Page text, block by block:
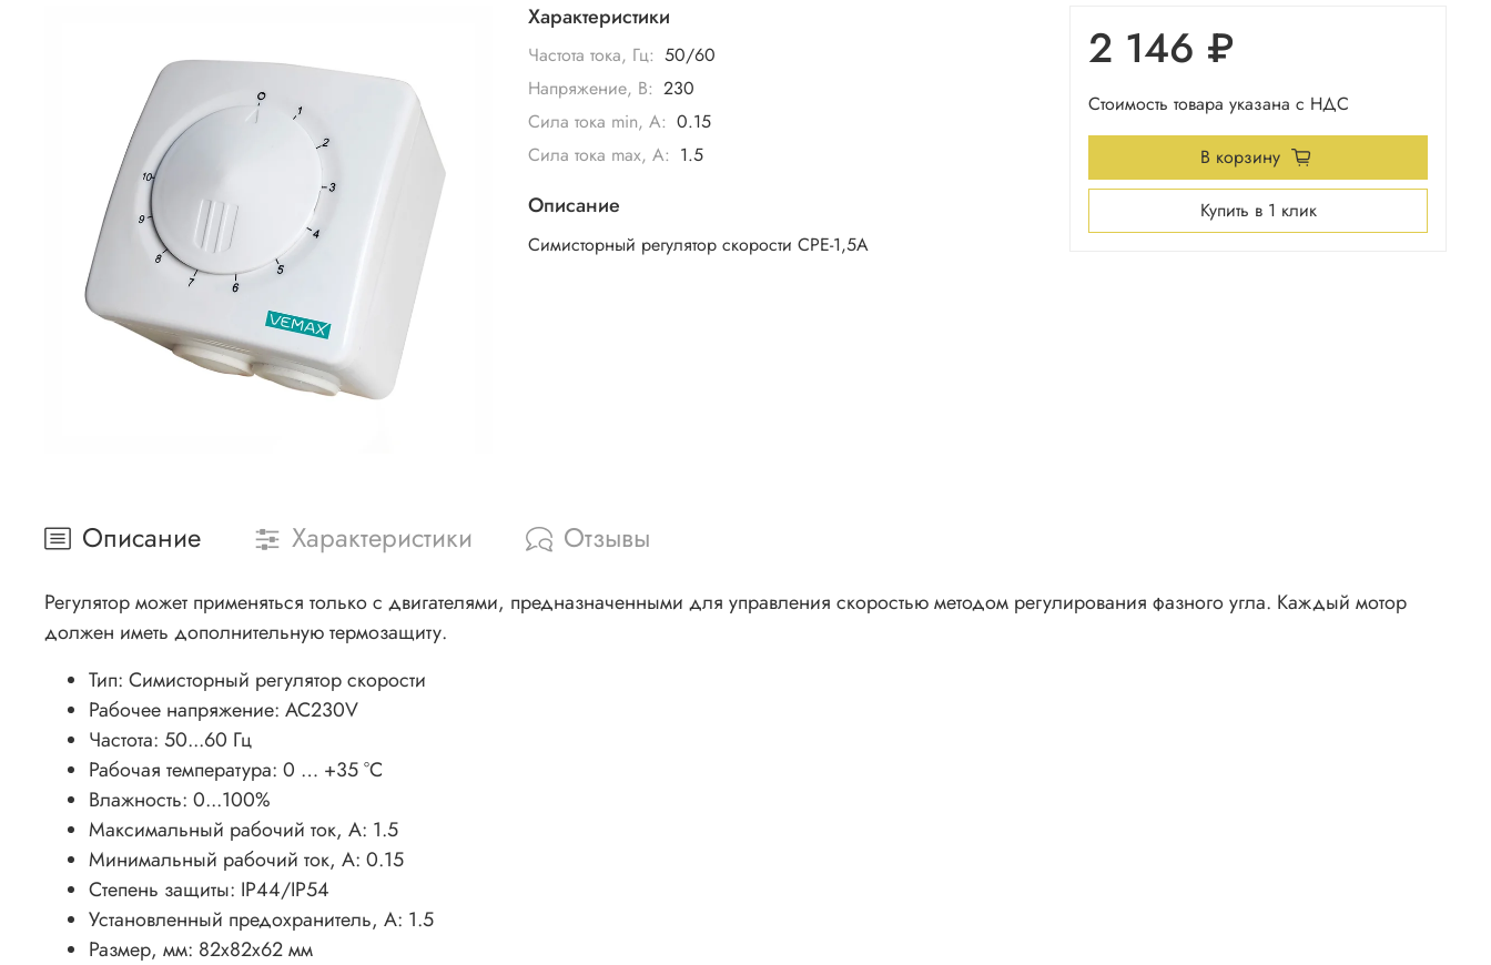
Характеристики
Частота тока, Гц: 50/60
Напряжение, В: 230
Сила тока min, А: 0.15
Сила тока max, А: 1.5
Описание
Симисторный регулятор скорости СРЕ-1,5А
2 146 ₽
Стоимость товара указана с НДС
В корзину
Купить в 1 клик
Описание Характеристики Отзывы
Регулятор может применяться только с двигателями, предназначенными для управления скоростью методом регулирования фазного угла. Каждый мотор
должен иметь дополнительную термозащиту.
Тип: Симисторный регулятор скорости
Рабочее напряжение: AC230V
Частота: 50...60 Гц
Рабочая температура: 0 … +35 °С
Влажность: 0...100%
Максимальный рабочий ток, А: 1.5
Минимальный рабочий ток, А: 0.15
Степень защиты: IP44/IP54
Установленный предохранитель, А: 1.5
Размер, мм: 82х82х62 мм